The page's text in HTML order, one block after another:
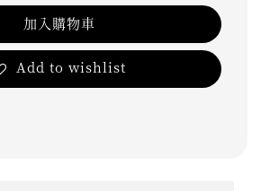
加入購物車
Add to wishlist